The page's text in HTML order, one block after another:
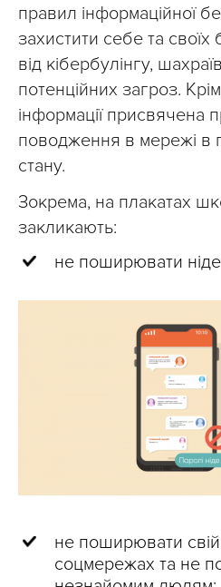
правил інформаційної
захистити себе та своїх
від кібербулінгу,
потенційних загроз.
інформації присвячена
поводження в мережі в
стану.
Зокрема, на плакатах
закликають:
не поширювати ніде
не поширювати
соцмережах та не